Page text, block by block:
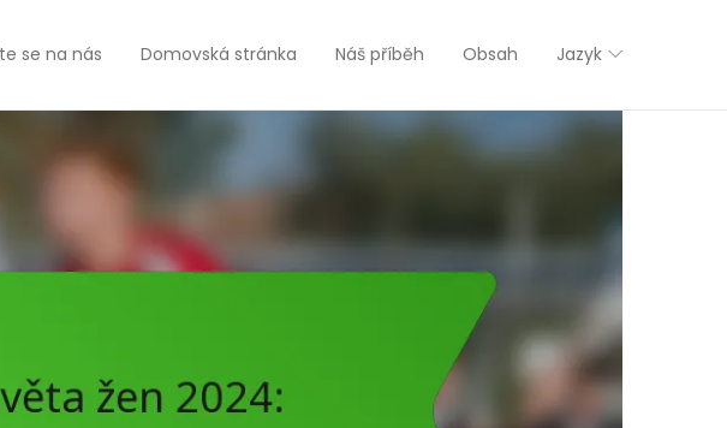
se na nás Domovská stránka Náš příběh Obsah Jazyk